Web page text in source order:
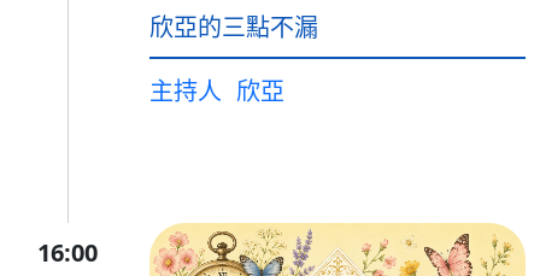
欣亞的三點不漏
主持人 欣亞
16:00